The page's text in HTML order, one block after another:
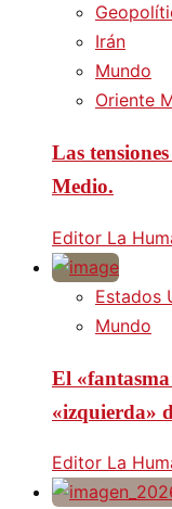
Irán
Mundo
Oriente
Las
Medio.
Editor La
Estados
Mundo
El
«izquierda»
Editor La